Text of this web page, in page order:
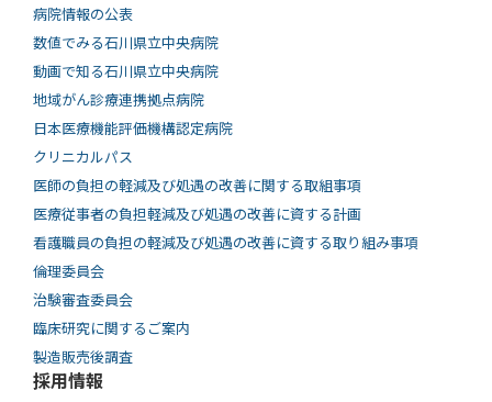
病院情報の公表
数値でみる石川県立中央病院
動画で知る⽯川県⽴中央病院
地域がん診療連携拠点病院
日本医療機能評価機構認定病院
クリニカルパス
医師の負担の軽減及び処遇の改善に関する取組事項
医療従事者の負担軽減及び処遇の改善に資する計画
看護職員の負担の軽減及び処遇の改善に資する取り組み事項
倫理委員会
治験審査委員会
臨床研究に関するご案内
製造販売後調査
採用情報